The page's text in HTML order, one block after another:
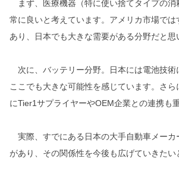
まず、医療機器（特に使い捨てタイプの消
常に良いと考えています。アメリカ市場で
あり、日本でも大きな需要がある分野だと思
次に、バッテリー分野。日本には電池技術
ここでも大きな可能性を感じています。さ
にTier1サプライヤーやOEM企業との連携も
実際、すでにある日本の大手自動車メーカ
があり、その関係性を今後も広げていきたい